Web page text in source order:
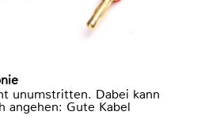
unumstritten. Dabei kann
angehen: Gute Kabel